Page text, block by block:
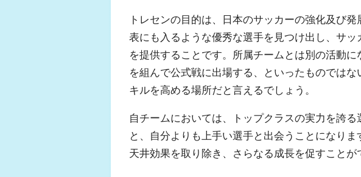
トレセンの目的は、日本のサッカーの強化及び
表にも入るような優秀な選手を見つけ出し、サ
を提供することです。所属チームとは別の活動
を組んで公式戦に出場する、といったものでは
キルを高める場所だと言えるでしょう。
自チームにおいては、トップクラスの実力を誇
と、自分よりも上手い選手と出会うことになり
天井効果を取り除き、さらなる成長を促すことが